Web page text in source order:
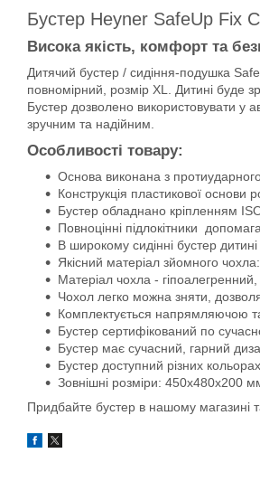
Бустер Heyner SafeUp Fix
Висока якість, комфорт та
Дитячий бустер / сидіння-подушка
повномірний, розмір XL. Дитині буде
Бустер дозволено використовувати у
зручним та надійним.
Особливості товару:
Основа виконана з
Конструкція пластикової основи
Бустер обладнано кріпленням
Повноцінні підлокітники
В широкому сидінні бустер
Якісний матеріал зйомного
Матеріал чохла -
Чохол легко можна зняти,
Комплектується напрямляючою
Бустер сертифікований по
Бустер має сучасний, гарний
Бустер доступний різних
Зовнішні розміри: 450x480x200
Придбайте бустер в нашому магазині